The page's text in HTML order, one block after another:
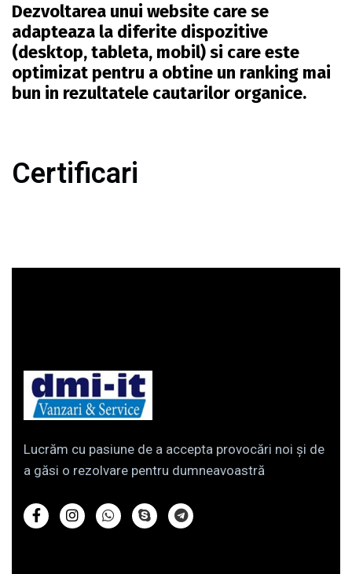
Dezvoltarea unui website care se
adapteaza la diferite dispozitive
(desktop, tableta, mobil) si care este
optimizat pentru a obtine un ranking mai
bun in rezultatele cautarilor organice.
Certificari
Lucrăm cu pasiune de a accepta provocări noi și de
a găsi o rezolvare pentru dumneavoastră